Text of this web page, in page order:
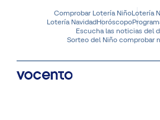
Comprobar Lotería NiñoLotería
Lotería NavidadHoróscopo
Escucha las noticias del
Sorteo del Niño comprobar